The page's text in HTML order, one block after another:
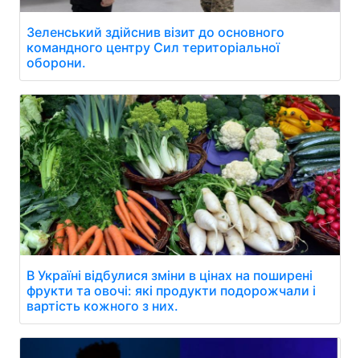
Зеленський здійснив візит до основного
командного центру Сил територіальної
оборони.
В Україні відбулися зміни в цінах на поширені
фрукти та овочі: які продукти подорожчали і
вартість кожного з них.